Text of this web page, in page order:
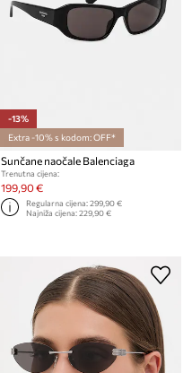
-13%
Extra -10% s kodom: OFF*
Sunčane naočale Balenciaga
Trenutna cijena:
199,90 €
Regularna cijena:299,90 €
Najniža cijena:229,90 €